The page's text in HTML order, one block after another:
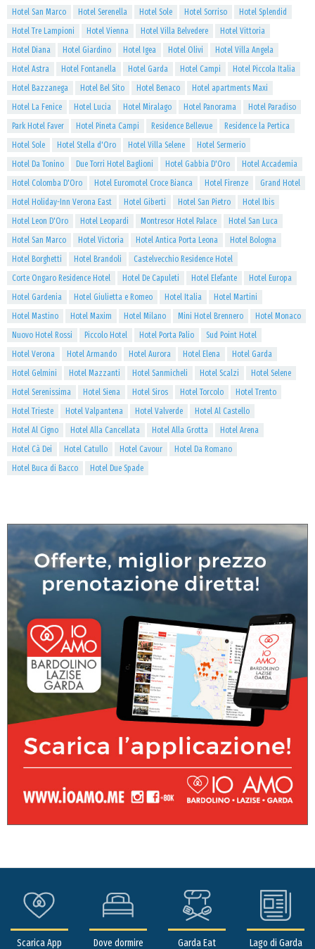
Hotel San Marco
Hotel Serenella Hotel Sole Hotel Sorriso
Hotel Splendid
Hotel Tre Lampioni
Hotel Vienna Hotel Villa Belvedere
Hotel Vittoria
Hotel Diana
Hotel Giardino Hotel Igea Hotel Olivi
Hotel Villa Angela
Hotel Astra
Hotel Fontanella Hotel Garda Hotel Campi
Hotel Piccola Italia
Hotel Bazzanega
Hotel Bel Sito Hotel Benaco
Hotel apartments Maxi
Hotel La Fenice
Hotel Lucia Hotel Miralago Hotel Panorama
Hotel Paradiso
Park Hotel Faver
Hotel Pineta Campi Residence Bellevue
Residence la Pertica
Hotel Sole
Hotel Stella d'Oro Hotel Villa Selene
Hotel Sermerio
Hotel Da Tonino
Due Torri Hotel Baglioni Hotel Gabbia D'Oro
Hotel Accademia
Hotel Colomba D'Oro
Hotel Euromotel Croce Bianca Hotel Firenze
Grand Hotel
Hotel Holiday-Inn Verona East
Hotel Giberti Hotel San Pietro
Hotel Ibis
Hotel Leon D'Oro
Hotel Leopardi Montresor Hotel Palace
Hotel San Luca
Hotel San Marco
Hotel Victoria Hotel Antica Porta Leona
Hotel Bologna
Hotel Borghetti
Hotel Brandoli
Castelvecchio Residence Hotel
Corte Ongaro Residence Hotel
Hotel De Capuleti Hotel Elefante
Hotel Europa
Hotel Gardenia
Hotel Giulietta e Romeo Hotel Italia
Hotel Martini
Hotel Mastino
Hotel Maxim Hotel Milano Mini Hotel Brennero
Hotel Monaco
Nuovo Hotel Rossi
Piccolo Hotel Hotel Porta Palio
Sud Point Hotel
Hotel Verona
Hotel Armando Hotel Aurora Hotel Elena
Hotel Garda
Hotel Gelmini
Hotel Mazzanti Hotel Sanmicheli Hotel Scalzi
Hotel Selene
Hotel Serenissima
Hotel Siena Hotel Siros Hotel Torcolo
Hotel Trento
Hotel Trieste
Hotel Valpantena Hotel Valverde
Hotel Al Castello
Hotel Al Cigno
Hotel Alla Cancellata Hotel Alla Grotta
Hotel Arena
Hotel Cà Dei
Hotel Catullo Hotel Cavour
Hotel Da Romano
Hotel Buca di Bacco
Hotel Due Spade
Scarica App
Dove dormire Garda Eat
Lago di Garda